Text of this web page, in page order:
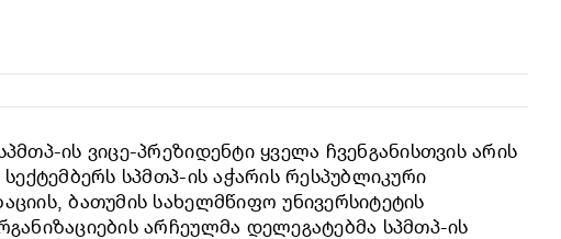
ის ვიცე-პრეზიდენტი ყველა ჩვენგანისთვის არის
სპმთპ-ის აჭარის რესპუბლიკური
ბათუმის სახელმწიფო უნივერსიტეტის
არჩეულმა დელეგატებმა სპმთპ-ის